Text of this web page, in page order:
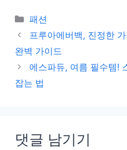
카
테
리
패션
프루아에버백, 진정한
완벽 가이드
에스파듀, 여름 필수템!
잡는 법
댓글 남기기